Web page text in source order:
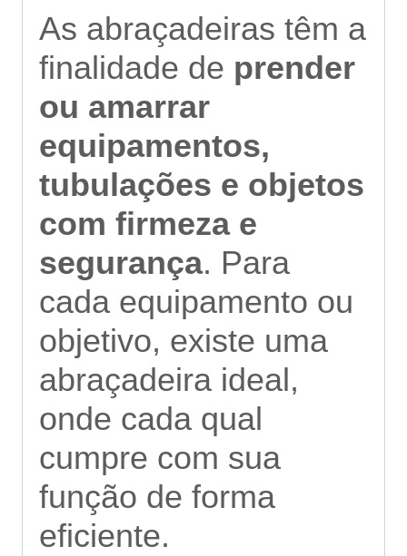
As abraçadeiras têm a
finalidade de prender
ou amarrar
equipamentos,
tubulações e objetos
com firmeza e
segurança. Para
cada equipamento ou
objetivo, existe uma
abraçadeira ideal,
onde cada qual
cumpre com sua
função de forma
eficiente.